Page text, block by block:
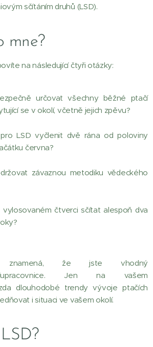
sčítáním druhů (LSD).
mne?
na následující čtyři otázky:
určovat všechny běžné ptačí
se v okolí, včetně jejich zpěvu?
LSD vyčlenit dvě rána od poloviny
června?
závaznou metodiku vědeckého
vylosovaném čtverci sčítat alespoň dva
znamená, že jste vhodný
Jen na vašem
dlouhodobé trendy vývoje ptačích
i situaci ve vašem okolí.